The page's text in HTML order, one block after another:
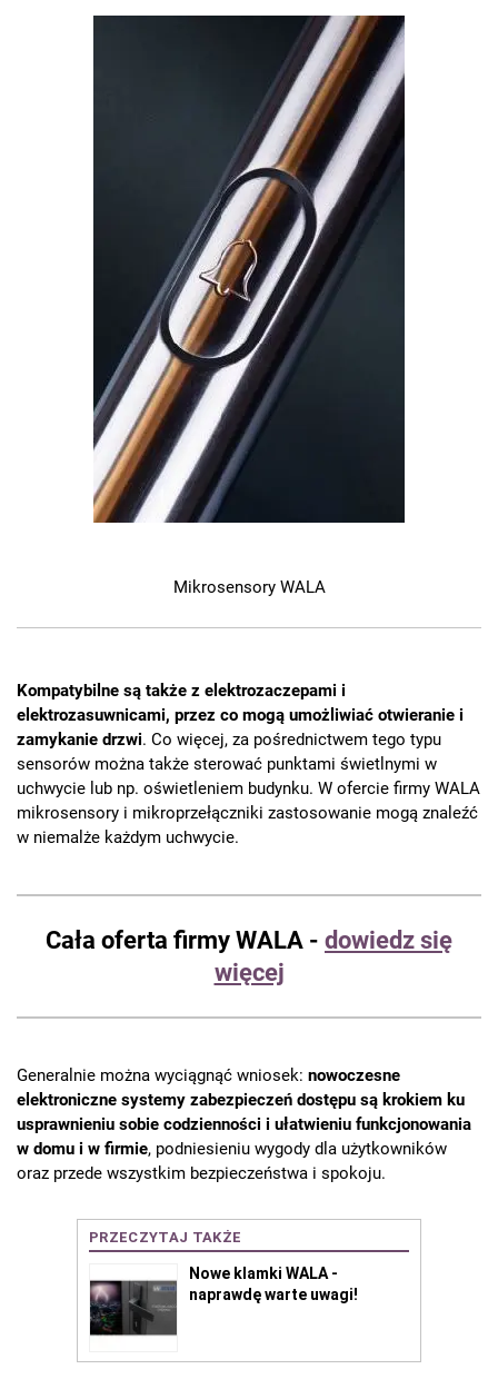
Mikrosensory WALA
Kompatybilne są także z elektrozaczepami i
elektrozasuwnicami, przez co mogą umożliwiać otwieranie i
zamykanie drzwi. Co więcej, za pośrednictwem tego typu
sensorów można także sterować punktami świetlnymi w
uchwycie lub np. oświetleniem budynku. W ofercie firmy WALA
mikrosensory i mikroprzełączniki zastosowanie mogą znaleźć
w niemalże każdym uchwycie.
Cała oferta firmy WALA - dowiedz się
więcej
Generalnie można wyciągnąć wniosek: nowoczesne
elektroniczne systemy zabezpieczeń dostępu są krokiem ku
usprawnieniu sobie codzienności i ułatwieniu funkcjonowania
w domu i w firmie, podniesieniu wygody dla użytkowników
oraz przede wszystkim bezpieczeństwa i spokoju.